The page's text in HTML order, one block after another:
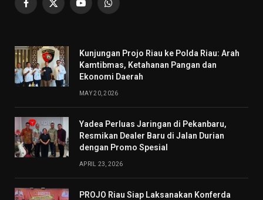
Facebook
X
YouTubeWhatsApp
Kunjungan Projo Riau ke Polda Riau: Arah
Kamtibmas, Ketahanan Pangan dan
Ekonomi Daerah
MAY 20, 2026
Yadea Perluas Jaringan di Pekanbaru,
Resmikan Dealer Baru di Jalan Durian
dengan Promo Spesial
APRIL 23, 2026
PROJO Riau Siap Laksanakan Konferda